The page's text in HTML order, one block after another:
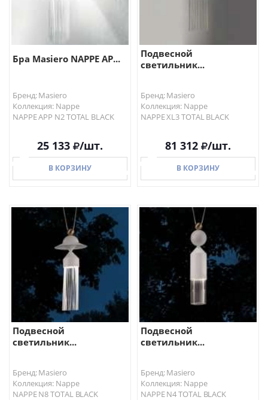
Бра Masiero NAPPE AP...
Бренд: Masiero
Коллекция: Nappe
NAPPE APP N2 TOTAL BLACK
25 133 /шт.
В КОРЗИНУ
В КОРЗИНУ
Подвесной
светильник...
Бренд: Masiero
Коллекция: Nappe
NAPPE XL3 TOTAL BLACK
81 312 /шт.
В КОРЗИНУ
В КОРЗИНУ
Подвесной
светильник...
Бренд: Masiero
Коллекция: Nappe
NAPPE N8 TOTAL BLACK
Подвесной
светильник...
Бренд: Masiero
Коллекция: Nappe
NAPPE N4 TOTAL BLACK